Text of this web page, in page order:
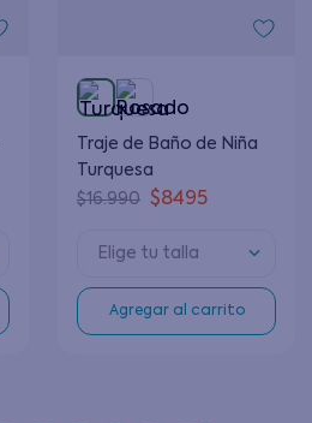
Traje de Baño de Niña
Turquesa
$16.990 $8495
Elige tu talla
Agregar al carrito